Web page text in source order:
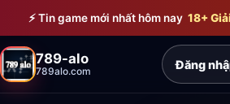
Bỏ qua đến nội dung chính
⚡ Tin game mới nhất hôm nay 18+
789-alo
789alo.com Đăng